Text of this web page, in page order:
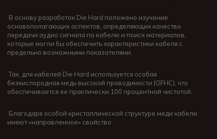
В основу разработок Die Hard положено изучение
основополагающих аспектов, определяющих качество
передачи аудио сигнала по кабелю и поиск материалов,
которые могли бы обеспечить характеристики кабеля с
предельно возможными показателями.
Так, для кабелей Die Hard используется особая
безкислородная медь высокой проводимости (OFHC), что
обеспечивается ее практически 100 процентной чистотой.
Благодаря особой кристаллической структуре меди кабели
имеют «направленное» свойство